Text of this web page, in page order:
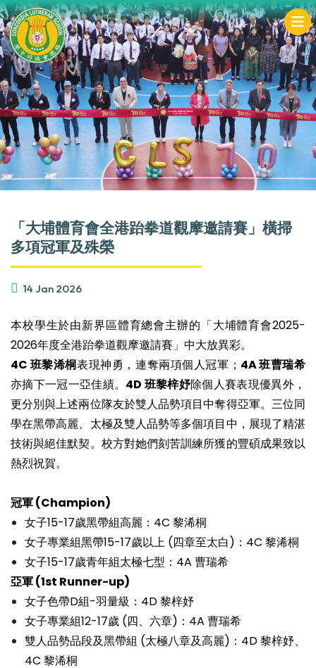
「大埔體育會全港跆拳道觀摩邀請賽」橫掃
多項冠軍及殊榮
14 Jan 2026
本校學生於由新界區體育總會主辦的「大埔體育會2025-
2026年度全港跆拳道觀摩邀請賽」中大放異彩。
4C 班黎浠桐表現神勇，連奪兩項個人冠軍； 4A 班曹瑞希
亦摘下一冠一亞佳績。 4D 班黎梓妤除個人賽表現優異外，
更分別與上述兩位隊友於雙人品勢項目中奪得亞軍。三位同
學在黑帶高麗、太極及雙人品勢等多個項目中，展現了精湛
技術與絕佳默契。校方對她們刻苦訓練所獲的豐碩成果致以
熱烈祝賀。
冠軍 (Champion)
女子15-17歲黑帶組高麗：4C 黎浠桐
女子專業組黑帶15-17歲以上 (四章至太白)：4C 黎浠桐
女子15-17歲青年組太極七型：4A 曹瑞希
亞軍 (1st Runner-up)
女子色帶D組-羽量級：4D 黎梓妤
女子專業組12-17歲 (四、六章)：4A 曹瑞希
雙人品勢品段及黑帶組 (太極八章及高麗)：4D 黎梓妤、
4C 黎浠桐